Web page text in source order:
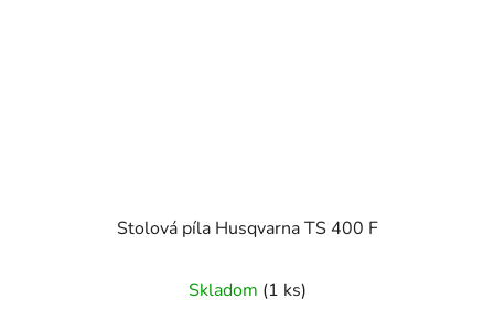
Stolová píla Husqvarna TS 400 F
Skladom (1 ks)